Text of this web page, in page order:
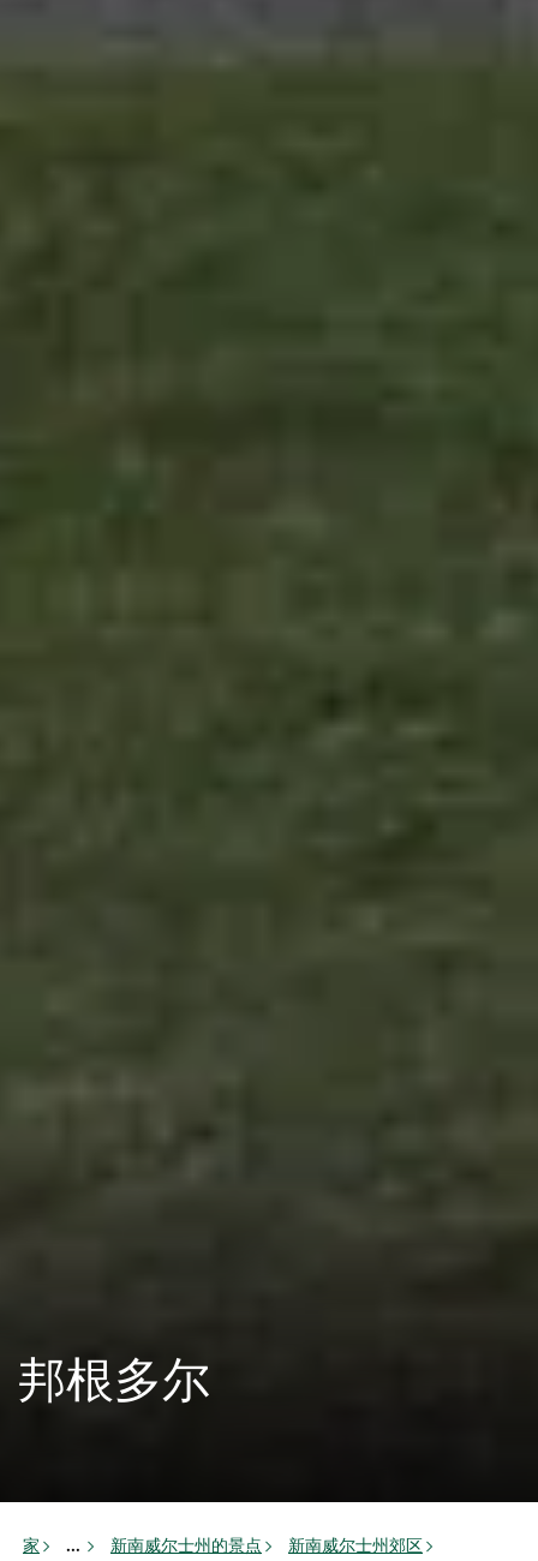
邦根多尔
家 ... 新南威尔士州的景点 新南威尔士州郊区